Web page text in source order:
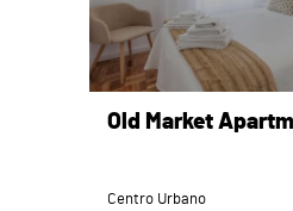
Old Market
Centro Urbano